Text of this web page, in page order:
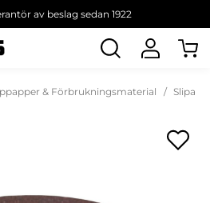
av beslag sedan 1922
& Förbrukningsmaterial Slipa &